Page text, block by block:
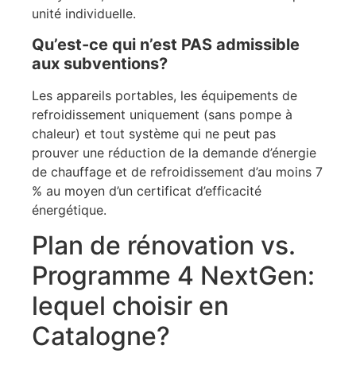
unité individuelle.
Qu’est-ce qui n’est PAS admissible
aux subventions?
Les appareils portables, les équipements de
refroidissement uniquement (sans pompe à
chaleur) et tout système qui ne peut pas
prouver une réduction de la demande d’énergie
de chauffage et de refroidissement d’au moins 7
% au moyen d’un certificat d’efficacité
énergétique.
Plan de rénovation vs.
Programme 4 NextGen:
lequel choisir en
Catalogne?